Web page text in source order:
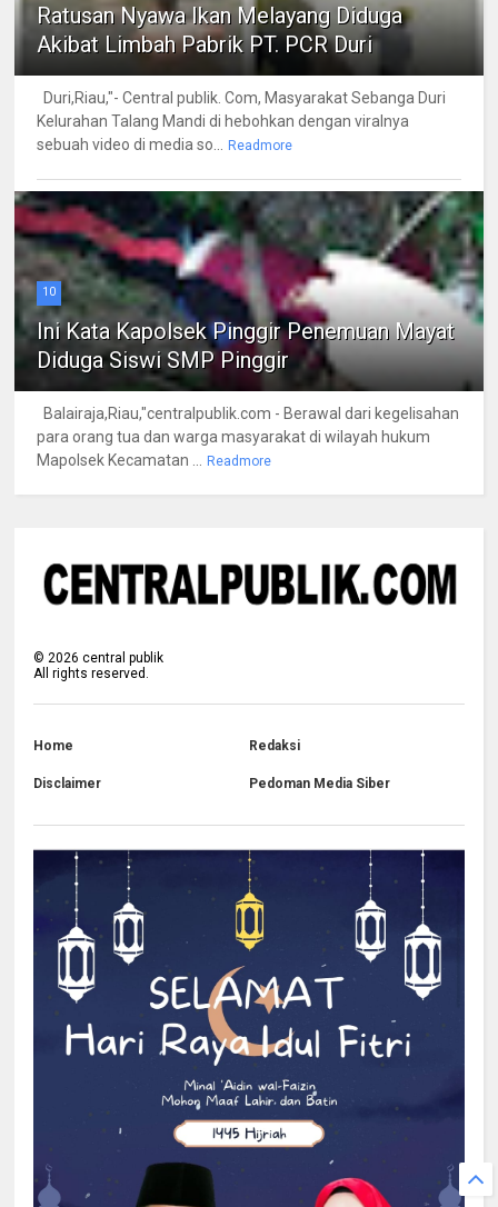
Ratusan Nyawa Ikan Melayang Diduga
Akibat Limbah Pabrik PT. PCR Duri
Duri,Riau,"- Central publik. Com, Masyarakat Sebanga Duri
Kelurahan Talang Mandi di hebohkan dengan viralnya
sebuah video di media so...
Readmore
10
Ini Kata Kapolsek Pinggir Penemuan Mayat
Diduga Siswi SMP Pinggir
Balairaja,Riau,"centralpublik.com - Berawal dari kegelisahan
para orang tua dan warga masyarakat di wilayah hukum
Mapolsek Kecamatan ...
Readmore
©2026 central publik
All rights reserved.
Home Redaksi
Disclaimer Pedoman Media Siber